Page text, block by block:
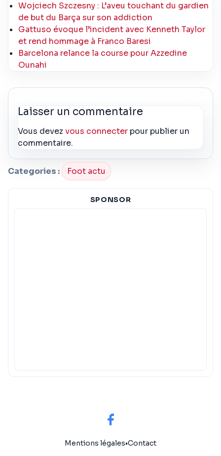
Wojciech Szczesny : L’aveu touchant du gardien
de but du Barça sur son addiction
Gattuso évoque l’incident avec Kenneth Taylor
et rend hommage à Franco Baresi
Barcelona relance la course pour Azzedine
Ounahi
Laisser un commentaire
Vous devezvous connecter pour publier un
commentaire.
Categories : Foot actu
SPONSOR
Mentions légales•Contact